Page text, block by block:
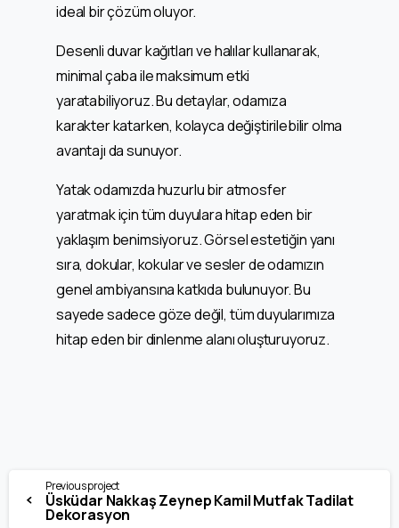
ideal bir çözüm oluyor.
Desenli duvar kağıtları ve halılar kullanarak,
minimal çaba ile maksimum etki
yaratabiliyoruz. Bu detaylar, odamıza
karakter katarken, kolayca değiştirilebilir olma
avantajı da sunuyor.
Yatak odamızda huzurlu bir atmosfer
yaratmak için tüm duyulara hitap eden bir
yaklaşım benimsiyoruz. Görsel estetiğin yanı
sıra, dokular, kokular ve sesler de odamızın
genel ambiyansına katkıda bulunuyor. Bu
sayede sadece göze değil, tüm duyularımıza
hitap eden bir dinlenme alanı oluşturuyoruz.
Continue
Reading
Previous project
Üsküdar Nakkaş Zeynep Kamil Mutfak Tadilat
Dekorasyon